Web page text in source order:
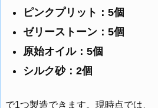
ピンクプリット：5個
ゼリーストーン：5個
原始オイル：5個
シルク砂：2個
で1つ製造できます。現時点では、